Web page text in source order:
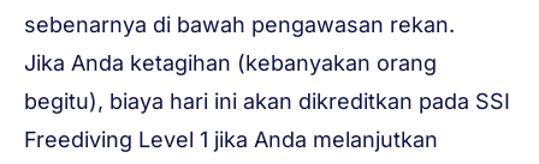
sebenarnya di bawah pengawasan rekan.
Jika Anda ketagihan (kebanyakan orang
begitu), biaya hari ini akan dikreditkan pada SSI
Freediving Level 1 jika Anda melanjutkan